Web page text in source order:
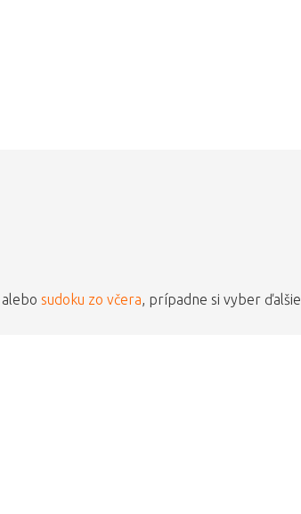
, alebo sudoku zo včera , prípadne si vyber ďalšie